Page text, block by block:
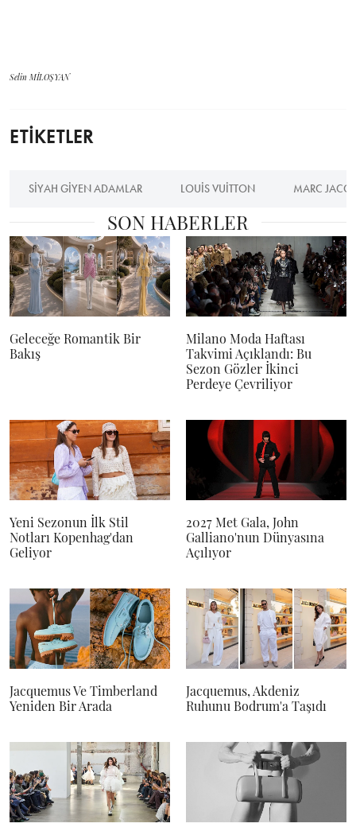
Selin MİLOŞYAN
ETİKETLER
SIYAH GIYEN ADAMLAR LOUIS VUITTON MARC
SON HABERLER
Geleceğe Romantik Bir
Bakış
Milano Moda Haftası
Takvimi Açıklandı: Bu
Sezon Gözler İkinci
Perdeye Çevriliyor
Yeni Sezonun İlk Stil
Notları Kopenhag'dan
Geliyor
2027 Met Gala, John
Galliano'nun Dünyasına
Açılıyor
Jacquemus Ve Timberland
Yeniden Bir Arada
Jacquemus, Akdeniz
Ruhunu Bodrum'a Taşıdı